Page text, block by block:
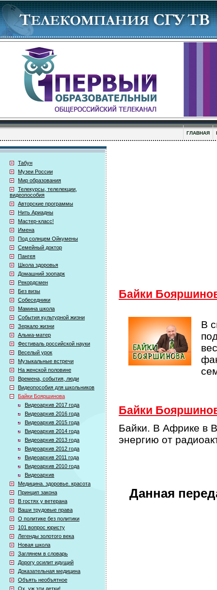
ГЛАВНАЯ
Табун
Музеи России
Мир образования
Телекурсы, телелекции,
видеопособия
Авторские программы
Нить Ариадны
Мастер-класс!
Имена
Под солнцем Ойкумены
Семейный доктор
Пангея
Школа здоровья
Домашний зоопарк
Рекордсмен
Без визы
Собеседники
Мамина школа
События культурной жизни
Зеркало жизни
Альма-матер
Фестиваль российской науки
Веселый урок
Музыкальные встречи
На женской половине
Времена, события, люди
Видеопособия для школьников
Байки Бояршинова
Видеоархив 2017 года
Видеоархив 2016 года
Видеоархив 2015 года
Видеоархив 2014 года
Видеоархив 2013 года
Видеоархив 2012 года
Видеоархив 2011 года
Видеоархив 2010 года
Видеоархив
Медицина. здоровье. красота
Принцип закона
В гостях у ветерана
Ваши трудовые права
О политике без политики
101 вопрос юристу
Легенды золотого века
Новая школа
Заглянем в словарь
Дорогу осилит идущий
Доказательная медицина
Объять необъятное
Ох, уж эти детки!
Байки
В
Байки
Байки. В Африке в
энергию от
Данная